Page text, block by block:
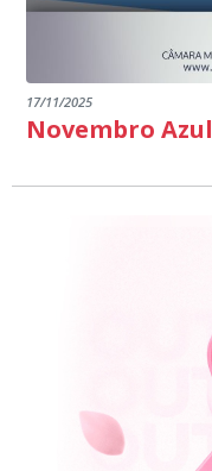
17/11/2025
Novembro Azul